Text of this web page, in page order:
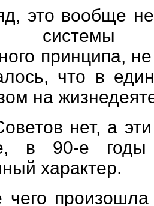
это вообще
системы
принципа,
что в
на
нет, а
в 90-е годы
характер.
чего